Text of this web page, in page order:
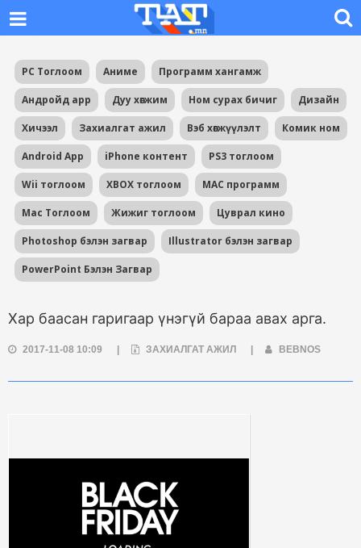
PC Тоглоом Аниме Программ хангамж
Андройд app Дуу хөгжим Ном сурах бичиг Дизайн
Хичээл Захиалгат ажил Вэб хөгжүүлэлт Комик ном
Android App iPhone контент PS3 тоглоом
Wii тоглоом XBOX тоглоом MAC программ
Mac Тоглоом Жижиг тоглоом Цуврал кино
Photoshop бэлэн загвар Illustrator бэлэн загвар
PowerPoint Бэлэн Загвар
Хар баасан гаригаар үнэгүй бараа авах арга.
2017-11-08 10:09 ЗАХИАЛГАТ АЖИЛ BEBNOS